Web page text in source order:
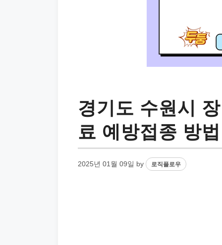
경기도 수원시
료 예방접종 방법
2025년 01월 09일 by 로직플로우